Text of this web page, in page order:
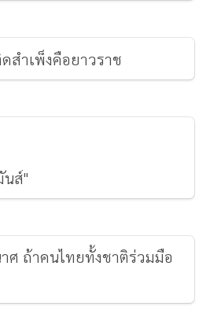
สำเพ็งคือยาวราช
นส์"
ศ ถ้าคนไทยทั้งชาติร่วมมือ